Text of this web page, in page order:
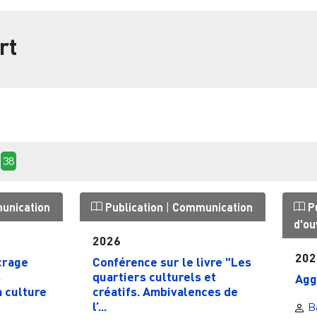
38
culture
Publication | Communication
2026
Conférence sur le livre "Les
quartiers culturels et
créatifs. Ambivalences de
l’...